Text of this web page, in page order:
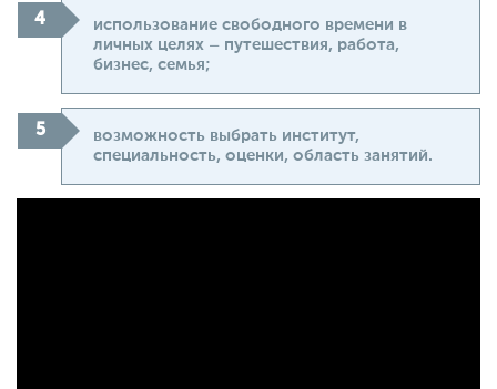
использование свободного времени в
личных целях – путешествия, работа,
бизнес, семья;
возможность выбрать институт,
специальность, оценки, область занятий.